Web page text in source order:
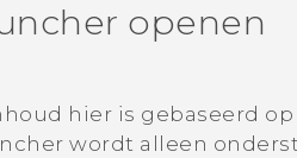
openen
hier is gebaseerd
wordt alleen